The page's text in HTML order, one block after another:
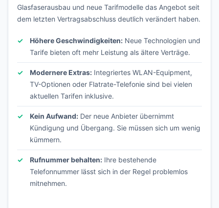
Glasfaserausbau und neue Tarifmodelle das Angebot seit
dem letzten Vertragsabschluss deutlich verändert haben.
Höhere Geschwindigkeiten: Neue Technologien und
Tarife bieten oft mehr Leistung als ältere Verträge.
Modernere Extras: Integriertes WLAN-Equipment,
TV-Optionen oder Flatrate-Telefonie sind bei vielen
aktuellen Tarifen inklusive.
Kein Aufwand: Der neue Anbieter übernimmt
Kündigung und Übergang. Sie müssen sich um wenig
kümmern.
Rufnummer behalten: Ihre bestehende
Telefonnummer lässt sich in der Regel problemlos
mitnehmen.